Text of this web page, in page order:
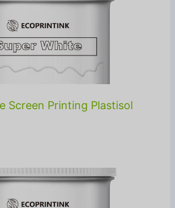
Screen Printing Plastisol